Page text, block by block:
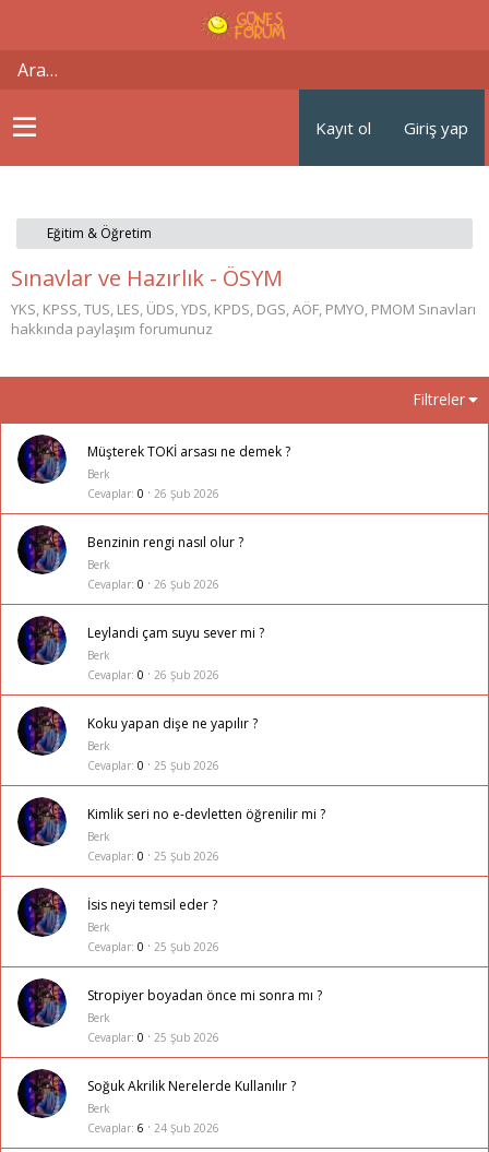
Kayıt ol Giriş yap
Eğitim & Öğretim
Sınavlar ve Hazırlık - ÖSYM
YKS, KPSS, TUS, LES, ÜDS, YDS, KPDS, DGS, AÖF, PMYO, PMOM Sınavları
hakkında paylaşım forumunuz
Filtreler
Müşterek TOKİ arsası ne demek ?
Berk
Cevaplar 0 26 Şub 2026
Benzinin rengi nasıl olur ?
Berk
Cevaplar 0 26 Şub 2026
Leylandi çam suyu sever mi ?
Berk
Cevaplar 0 26 Şub 2026
Koku yapan dişe ne yapılır ?
Berk
Cevaplar 0 25 Şub 2026
Kimlik seri no e-devletten öğrenilir mi ?
Berk
Cevaplar 0 25 Şub 2026
İsis neyi temsil eder ?
Berk
Cevaplar 0 25 Şub 2026
Stropiyer boyadan önce mi sonra mı ?
Berk
Cevaplar 0 25 Şub 2026
Soğuk Akrilik Nerelerde Kullanılır ?
Berk
Cevaplar 6 24 Şub 2026